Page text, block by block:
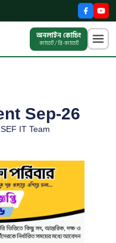
অনলাইন কোচিং
ক্যাডেট / প্রি-ক্যাডেট
Sep-26
SEF IT Team